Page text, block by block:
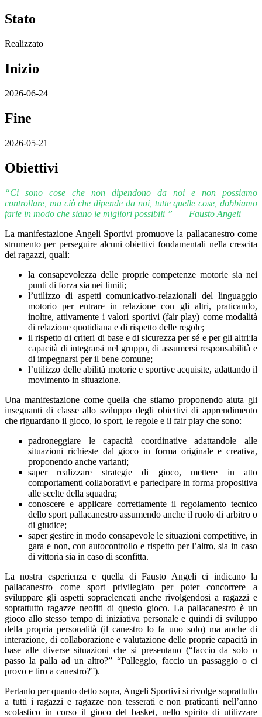
Stato
Realizzato
Inizio
2026-06-24
Fine
2026-05-21
Obiettivi
“Ci sono cose che non dipendono da noi e non possiamo
controllare, ma ciò che dipende da noi, tutte quellecose, dobbiamo
farle in modo che siano le migliori possibili ” Fausto Angeli
La manifestazione Angeli Sportivi promuove la pallacanestro come
strumento per perseguire alcuni obiettivi fondamentali nella crescita
dei ragazzi, quali:
la consapevolezza delle proprie competenze motorie sia nei
punti di forza sia nei limiti;
l’utilizzo di aspetti comunicativo-relazionali del linguaggio
motorio per entrare in relazione con gli altri, praticando,
inoltre, attivamente i valori sportivi (fair play) come modalità
di relazione quotidiana e di rispetto delle regole;
il rispetto di criteri di base e di sicurezza per sé e per gli altri;la
capacità di integrarsi nel gruppo, di assumersi responsabilità e
di impegnarsi per il bene comune;
l’utilizzo delle abilità motorie e sportive acquisite, adattando il
movimento in situazione.
Una manifestazione come quella che stiamo proponendo aiuta gli
insegnanti di classe allo sviluppo degli obiettivi di apprendimento
che riguardano il gioco, lo sport, le regole e il fair play che sono:
padroneggiare le capacità coordinative adattandole alle
situazioni richieste dal gioco in forma originale e creativa,
proponendo anche varianti;
saper realizzare strategie di gioco, mettere in atto
comportamenti collaborativi e partecipare in forma propositiva
alle scelte della squadra;
conoscere e applicare correttamente il regolamento tecnico
dello sport pallacanestro assumendo anche il ruolo di arbitro o
di giudice;
saper gestire in modo consapevole le situazioni competitive, in
gara e non, con autocontrollo e rispetto per l’altro, sia in caso
di vittoria sia in caso di sconfitta.
La nostra esperienza e quella di Fausto Angeli ci indicano la
pallacanestro come sport privilegiato per poter concorrere a
sviluppare gli aspetti sopraelencati anche rivolgendosi a ragazzi e
soprattutto ragazze neofiti di questo gioco. La pallacanestro è un
gioco allo stesso tempo di iniziativa personale e quindi di sviluppo
della propria personalità (il canestro lo fa uno solo) ma anche di
interazione, di collaborazione e valutazione delle proprie capacità in
base alle diverse situazioni che si presentano (“faccio da solo o
passo la palla ad un altro?” “Palleggio, faccio un passaggio o ci
provo e tiro a canestro?”).
Pertanto per quanto detto sopra, Angeli Sportivi si rivolge soprattutto
a tutti i ragazzi e ragazze non tesserati e non praticanti nell’anno
scolastico in corso il gioco del basket, nello spirito di utilizzare